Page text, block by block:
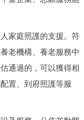
庭照護的支援。符
老機構、養老服務中
通過的，可以獲得相
置、到府照護等服